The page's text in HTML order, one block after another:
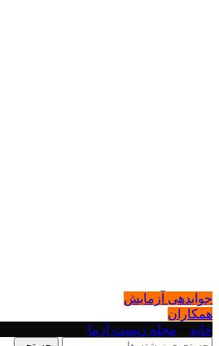
جوابدهی آزمایش
همکاران
خانه
مجله زیست آزما